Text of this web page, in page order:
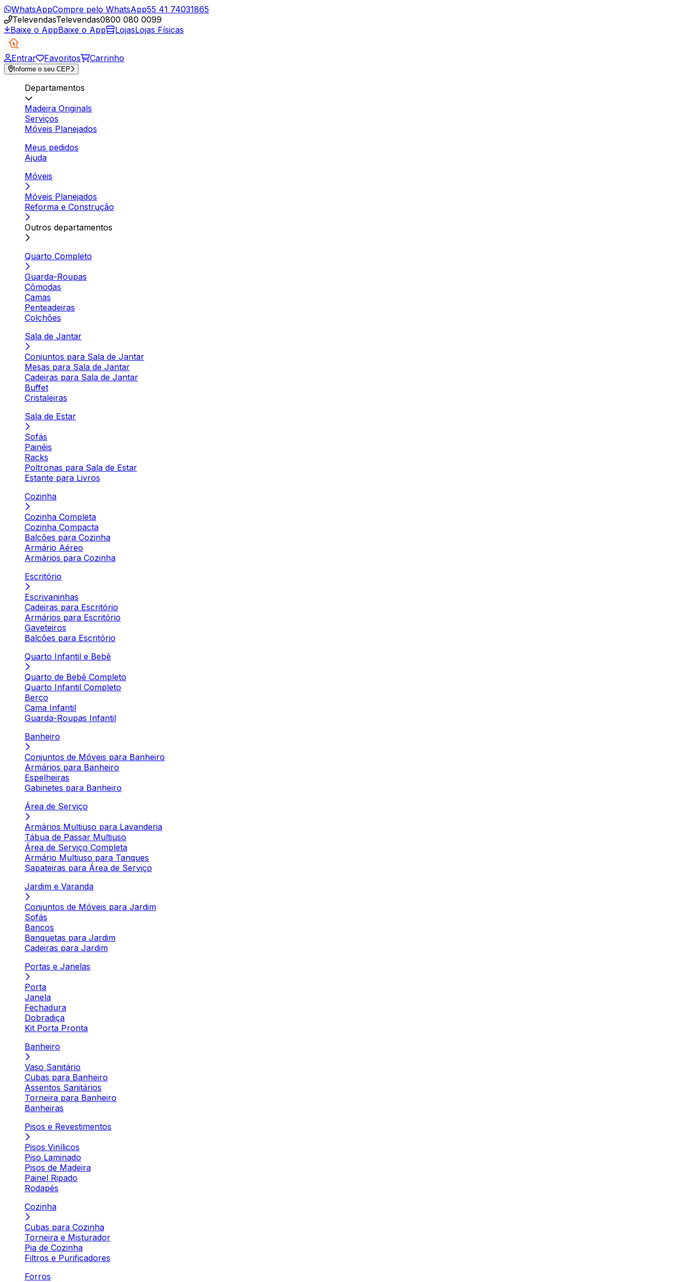
WhatsAppCompre pelo WhatsApp55 41 74031865
TelevendasTelevendas0800 080 0099
Baixe o AppBaixe o App LojasLojas Físicas
Entrar Favoritos Carrinho
Informe o seu CEP
Departamentos
Madeira Originals
Serviços
Móveis Planejados
Meus pedidos
Ajuda
Móveis
Móveis Planejados
Reforma e Construção
Outros departamentos
Quarto Completo
Guarda-Roupas
Cômodas
Camas
Penteadeiras
Colchões
Sala de Jantar
Conjuntos para Sala de Jantar
Mesas para Sala de Jantar
Cadeiras para Sala de Jantar
Buffet
Cristaleiras
Sala de Estar
Sofás
Painéis
Racks
Poltronas para Sala de Estar
Estante para Livros
Cozinha
Cozinha Completa
Cozinha Compacta
Balcões para Cozinha
Armário Aéreo
Armários para Cozinha
Escritório
Escrivaninhas
Cadeiras para Escritório
Armários para Escritório
Gaveteiros
Balcões para Escritório
Quarto Infantil e Bebê
Quarto de Bebê Completo
Quarto Infantil Completo
Berço
Cama Infantil
Guarda-Roupas Infantil
Banheiro
Conjuntos de Móveis para Banheiro
Armários para Banheiro
Espelheiras
Gabinetes para Banheiro
Área de Serviço
Armários Multiuso para Lavanderia
Tábua de Passar Multiuso
Área de Serviço Completa
Armário Multiuso para Tanques
Sapateiras para Área de Serviço
Jardim e Varanda
Conjuntos de Móveis para Jardim
Sofás
Bancos
Banquetas para Jardim
Cadeiras para Jardim
Portas e Janelas
Porta
Janela
Fechadura
Dobradiça
Kit Porta Pronta
Banheiro
Vaso Sanitário
Cubas para Banheiro
Assentos Sanitários
Torneira para Banheiro
Banheiras
Pisos e Revestimentos
Pisos Vinílicos
Piso Laminado
Pisos de Madeira
Painel Ripado
Rodapés
Cozinha
Cubas para Cozinha
Torneira e Misturador
Pia de Cozinha
Filtros e Purificadores
Forros